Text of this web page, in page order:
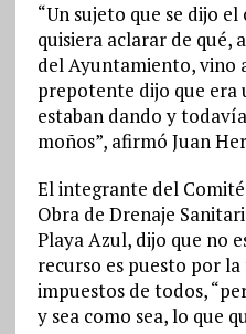
“Un sujeto que se dijo
quisiera aclarar de qué,
del Ayuntamiento, vino
prepotente dijo que era
estaban dando y
moños”, afirmó Juan
El integrante del
Obra de Drenaje
Playa Azul, dijo que no
recurso es puesto por
impuestos de todos,
y sea como sea, lo que